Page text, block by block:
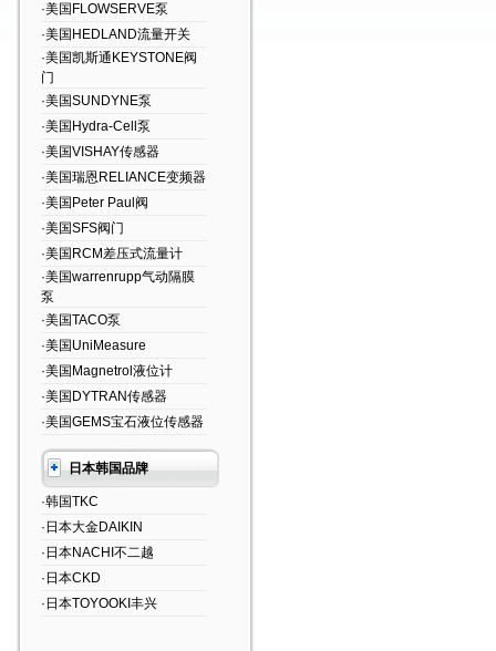
·美国FLOWSERVE泵
·美国HEDLAND流量开关
·美国凯斯通KEYSTONE阀
门
·美国SUNDYNE泵
·美国Hydra-Cell泵
·美国VISHAY传感器
·美国瑞恩RELIANCE变频器
·美国Peter Paul阀
·美国SFS阀门
·美国RCM差压式流量计
·美国warrenrupp气动隔膜
泵
·美国TACO泵
·美国UniMeasure
·美国Magnetrol液位计
·美国DYTRAN传感器
·美国GEMS宝石液位传感器
日本韩国品牌
·韩国TKC
·日本大金DAIKIN
·日本NACHI不二越
·日本CKD
·日本TOYOOKI丰兴